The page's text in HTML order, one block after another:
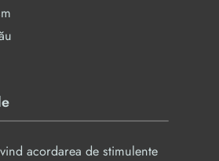
acordarea de stimulente